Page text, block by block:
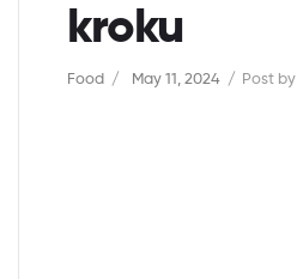
kroku
Food May 11, 2024 Post by